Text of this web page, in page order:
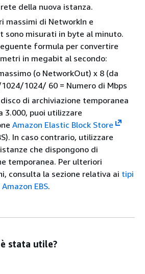
della nuova istanza.
massimi di NetworkIn e
sono misurati in byte al minuto.
formula per convertire
in megabit al secondo:
(o NetworkOut) x 8 (da
1024/ 60 = Numero di Mbps
di archiviazione temporanea
3.000, puoi utilizzare
Amazon Elastic Block Store
In caso contrario, utilizzare
che dispongono di
temporanea. Per ulteriori
consulta la sezione relativa ai tipi
EBS.
stata utile?